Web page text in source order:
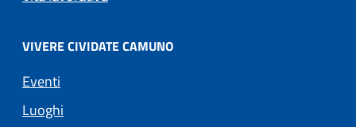
VIVERE CIVIDATE CAMUNO
Eventi
Luoghi